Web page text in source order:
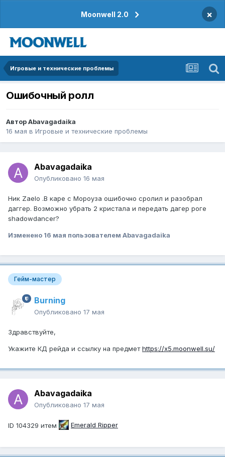
Moonwell 2.0 ×
Игровые и технические проблемы
Ошибочный ролл
АвторAbavagadaika
16 мая в Игровые и технические проблемы
Abavagadaika
Опубликовано 16 мая
Ник Zaelo .В каре с Мороуза ошибочно сролил и разобрал
даггер. Возможно убрать 2 кристала и передать дагер роге
shadowdancer?
Изменено 16 мая пользователем Abavagadaika
Гейм-мастер
Burning
Опубликовано 17 мая
Здравствуйте,
Укажите КД рейда и ссылку на предметhttps://x5.moonwell.su/
Abavagadaika
Опубликовано 17 мая
ID 104329 итем Emerald Ripper